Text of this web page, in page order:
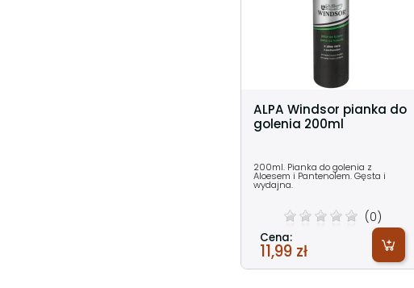
ALPA Windsor pianka do
golenia 200ml
200ml. Pianka do golenia z
Aloesem i Pantenolem. Gęsta i
wydajna.
(0)
Cena:
11,99 zł